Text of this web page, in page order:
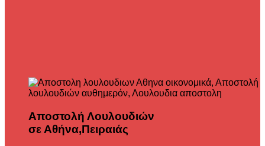
Αποστολή Λουλουδιών
σε Αθήνα,Πειραιάς